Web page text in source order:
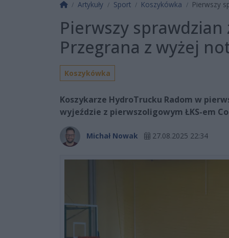
Strona główna
Artykuły Sport Koszykówka Pierwszy
Pierwszy
Przegrana z wyżej
Koszykówka
Koszykarze HydroTrucku Radom w
wyjeździe z pierwszoligowym ŁKS-em
Michał Nowak 27.08.2025 22:34